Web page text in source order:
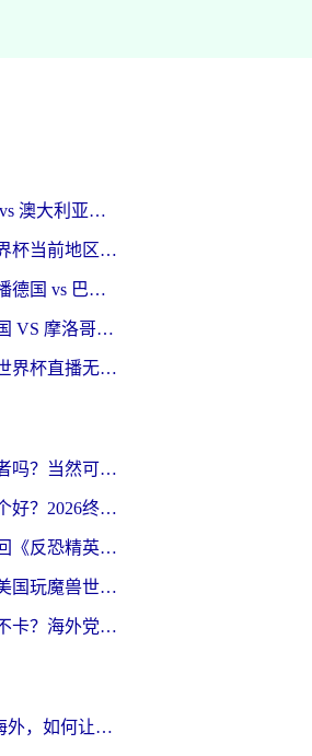
在国外怎么看美国 vs 澳大利亚世界杯直播？海外党必藏的中文解说观赛指南
在加拿大看抖音世界杯当前地区不可播放？海外党体育观赛终极指南
在海外看世界杯直播德国 vs 巴拉圭当前IP受限制？这篇指南帮你轻松解决地区限制
在国外看世界杯法国 VS 摩洛哥仅限中国大陆？别让地域限制拦下你的欢呼
在澳大利亚看抖音世界杯直播无法播放？海外党体育观赛终极指南来了！
身在国外可以玩王者吗？当然可以，但你需要这份“加速”指南
海外游戏加速器哪个好？2026终极指南帮你畅玩国服+解决卡顿难题
身在海外，如何找回《反恐精英：全球攻势》国服的丝滑手感？一份给你的终极指南
从纽约到暴风城：美国玩魔兽世界，如何找到你的最佳网络航线
日本怎么玩奥拉星不卡？海外党国服游戏加速器选择全攻略
Openwrt 回国：在海外，如何让家的网络触手可及